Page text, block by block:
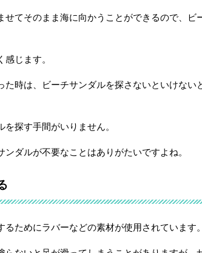
てそのまま海に向かうことができるので、ビ
じます。
時は、ビーチサンダルを探さないといけない
探す手間がいりません。
ダルが不要なことはありがたいですよね。
ためにラバーなどの素材が使用されています。